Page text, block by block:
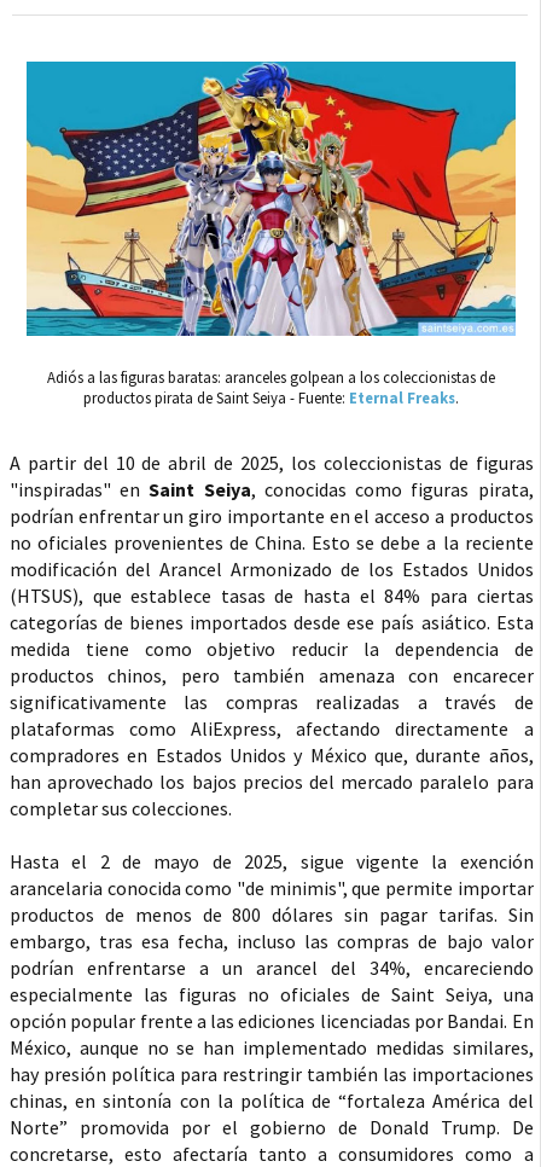
Adiós a las figuras baratas: aranceles golpean a los coleccionistas de
productos pirata de Saint Seiya - Fuente: Eternal Freaks.
A partir del 10 de abril de 2025, los coleccionistas de figuras
"inspiradas" enSaint Seiya, conocidas como figuras pirata,
podrían enfrentar un giro importante en el acceso a productos
no oficiales provenientes de China. Esto se debe a la reciente
modificación del Arancel Armonizado de los Estados Unidos
(HTSUS), que establece tasas de hasta el 84% para ciertas
categorías de bienes importados desde ese país asiático. Esta
medida tiene como objetivo reducir la dependencia de
productos chinos, pero también amenaza con encarecer
significativamente las compras realizadas a través de
plataformas como AliExpress, afectando directamente a
compradores en Estados Unidos y México que, durante años,
han aprovechado los bajos precios del mercado paralelo para
completar sus colecciones.
Hasta el 2 de mayo de 2025, sigue vigente la exención
arancelaria conocida como "de minimis", que permite importar
productos de menos de 800 dólares sin pagar tarifas. Sin
embargo, tras esa fecha, incluso las compras de bajo valor
podrían enfrentarse a un arancel del 34%, encareciendo
especialmente las figuras no oficiales de Saint Seiya, una
opción popular frente a las ediciones licenciadas por Bandai. En
México, aunque no se han implementado medidas similares,
hay presión política para restringir también las importaciones
chinas, en sintonía con la política de “fortaleza América del
Norte” promovida por el gobierno de Donald Trump. De
concretarse, esto afectaría tanto a consumidores como a